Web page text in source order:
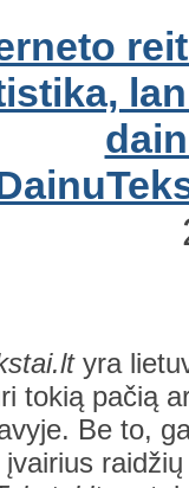
yra
tokią pačią
Be to,
įvairius